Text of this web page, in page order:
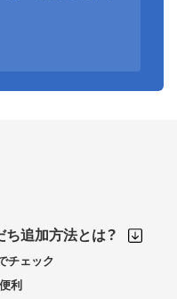
追加方法とは？
チェック
利